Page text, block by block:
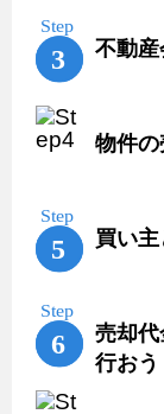
不動産
物件の
買い
売却
行おう